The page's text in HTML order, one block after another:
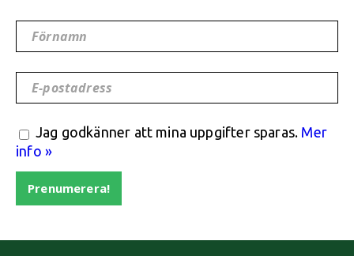
Förnamn
E-postadress
Jag godkänner att mina uppgifter sparas. Mer
info »
Prenumerera!